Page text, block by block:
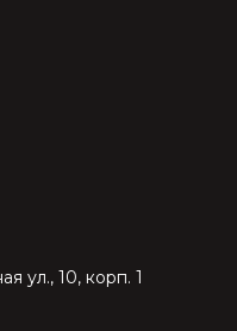
ул., 10, корп. 1